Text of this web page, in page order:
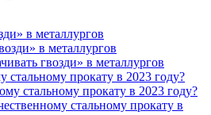
в металлургов
гвозди» в металлургов
стальному прокату в 2023 году?
стальному прокату в